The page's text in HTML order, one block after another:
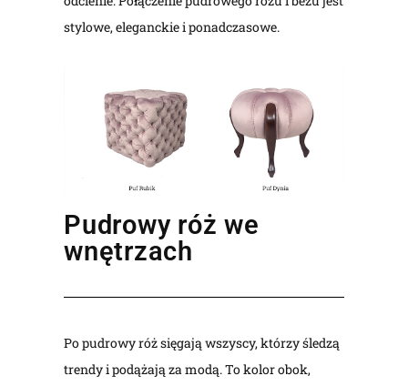
stylowe, eleganckie i ponadczasowe.
Pudrowy róż we
wnętrzach
Po pudrowy róż sięgają wszyscy, którzy śledzą
trendy i podążają za modą. To kolor obok,